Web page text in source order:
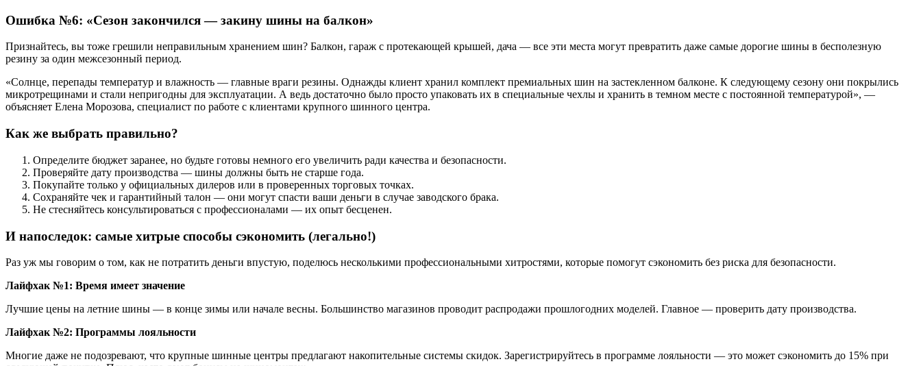
Ошибка №6: «Сезон закончился — закину шины на балкон»
Признайтесь, вы тоже грешили неправильным хранением шин? Балкон, гараж с протекающей крышей, дача — все эти места могут превратить даже самые дорогие шины в бесполезную
резину за один межсезонный период.
«Солнце, перепады температур и влажность — главные враги резины. Однажды клиент хранил комплект премиальных шин на застекленном балконе. К следующему сезону они покрылись
микротрещинами и стали непригодны для эксплуатации. А ведь достаточно было просто упаковать их в специальные чехлы и хранить в темном месте с постоянной температурой», —
объясняет Елена Морозова, специалист по работе с клиентами крупного шинного центра.
Как же выбрать правильно?
Определите бюджет заранее, но будьте готовы немного его увеличить ради качества и безопасности.
Проверяйте дату производства — шины должны быть не старше года.
Покупайте только у официальных дилеров или в проверенных торговых точках.
Сохраняйте чек и гарантийный талон — они могут спасти ваши деньги в случае заводского брака.
Не стесняйтесь консультироваться с профессионалами — их опыт бесценен.
И напоследок: самые хитрые способы сэкономить (легально!)
Раз уж мы говорим о том, как не потратить деньги впустую, поделюсь несколькими профессиональными хитростями, которые помогут сэкономить без риска для безопасности.
Лайфхак №1: Время имеет значение
Лучшие цены на летние шины — в конце зимы или начале весны. Большинство магазинов проводит распродажи прошлогодних моделей. Главное — проверить дату производства.
Лайфхак №2: Программы лояльности
Многие даже не подозревают, что крупные шинные центры предлагают накопительные системы скидок. Зарегистрируйтесь в программе лояльности — это может сэкономить до 15% при